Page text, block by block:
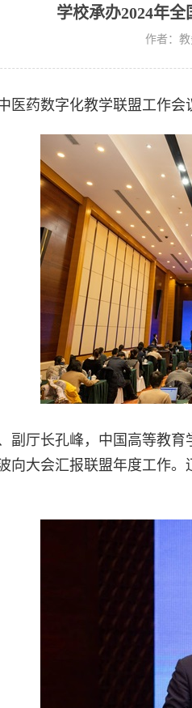
学校承办2024年
作者：
医药数字化教学联盟工作
副厅长孔峰，中国高等教
向大会汇报联盟年度工作